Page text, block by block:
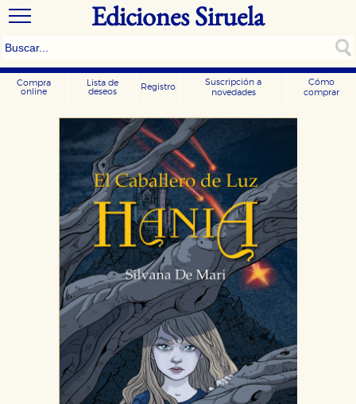
Ediciones Siruela
Compra
online
Lista de
deseos
Registro
Suscripción a
novedades
Cómo
comprar